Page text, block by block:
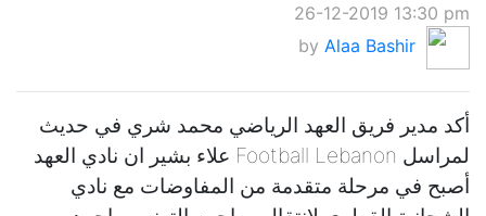
26-12-2019 13:30 pm
by Alaa Bashir
أكد مدير فريق العهد الرياضي محمد شري في حديث
لمراسل Football Lebanon علاء بشير ان نادي العهد
أصبح في مرحلة متقدمة من المفاوضات مع نادي